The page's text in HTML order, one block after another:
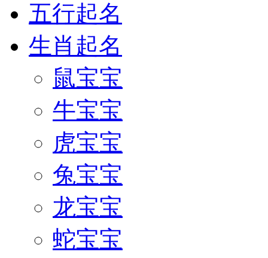
五行起名
生肖起名
鼠宝宝
牛宝宝
虎宝宝
兔宝宝
龙宝宝
蛇宝宝